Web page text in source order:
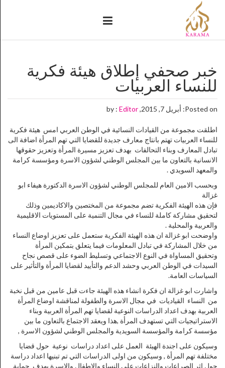
خبر صحفي إطلاق هيئة فكرية
للنساء العربيات
Posted on: أبريل 7, 2015, by : Editor
اطلقت مجموعة من القيادات النسائية في الوطن العربي امس هيئة فكرية
للنساء العربيات تهتم بانتاج معارف جديدة للقضايا التي تهم المرأة اضافة الى
تبادل المعارف وبناء التحالفات بهدف تعزيز مسيرة المرأة وتعزيز حقوقها
الانسانية بالتعاون ما بين المجلس الوطني لشؤون الاسرة ومؤسسة كرامة
والمعهد السويدي .
وبحسب الامين العام للمجلس الوطني لشؤون الاسرة الدكتورة هيفاء ابو
غزالة
فإن هذه الهيئة الفكرية تضم مجموعة من المختصين والاكاديمين وذلك
لتحقيق مشاركة كاملة للنساء في مجال التنمية على المستويات الاقليمية
والعربية والمحلية .
واوضحت ابو غزالة ان هذه الهيئة الفكرية ستعمل على تعزيز اوضاع النساء
من خلال المشاركة في تبادل المعلومات فيما يتعلق بتمكين المرأة
وتحقيق المساواة في النوع الاجتماعي وتسليط الضوء على قصص نجاح
السيدات في الوطن العربي وحشد الدعم والتأييد لقضايا المرأة والتأثير على
السياسات العامة.
واشارت ابو غزالة ان فكرة انشاء هذه الهيئة جاءت قبل عامين من قبل نخبة
من النساء القياديات في مجال الاسرة والطفولة لمناقشة اوضاع المرأة
العربية بهدف اعداد الدراسات النوعية لقضايا تهم المرأة العربية وبناء
الاستراتيجيات التي تستهدف المرأة ,هذا ويعقد الاجتماع بالتعاون ما بين
مؤسسة كرامة والمؤسسة السويدية والمجلس الوطني لشؤون الاسرة ,
وسيكون على اجندة الهيئة العمل على اعداد دراسات نوعية حول قضايا
مختلفة تهم المرأة , وسيكون من اولى الدراسات التي تم تبنيها اعداد دراسة
حول اثر الصراعات والنزاعات على النساء والاطفال والاسرة بهدف حماية